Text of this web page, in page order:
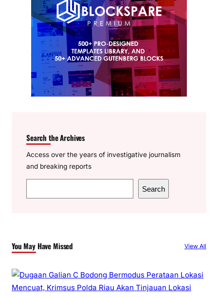
Search the Archives
Access over the years of investigative journalism
and breaking reports
e
h
Search
You May Have Missed View All